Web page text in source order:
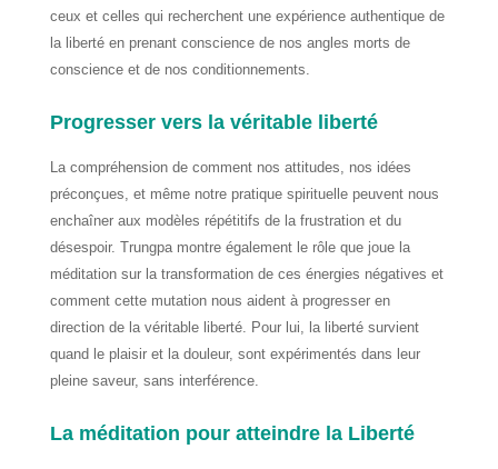
ceux et celles qui recherchent une expérience authentique de
la liberté en prenant conscience de nos angles morts de
conscience et de nos conditionnements.
Progresser vers la véritable liberté
La compréhension de comment nos attitudes, nos idées
préconçues, et même notre pratique spirituelle peuvent nous
enchaîner aux modèles répétitifs de la frustration et du
désespoir. Trungpa montre également le rôle que joue la
méditation sur la transformation de ces énergies négatives et
comment cette mutation nous aident à progresser en
direction de la véritable liberté. Pour lui, la liberté survient
quand le plaisir et la douleur, sont expérimentés dans leur
pleine saveur, sans interférence.
La méditation pour atteindre la Liberté